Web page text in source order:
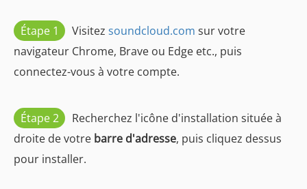
Étape 1 Visitez soundcloud.com sur votre
navigateur Chrome, Brave ou Edge etc., puis
connectez-vous à votre compte.
Étape 2
Recherchez l'icône d'installation située à
droite de votre barre d'adresse, puis cliquez dessus
pour installer.